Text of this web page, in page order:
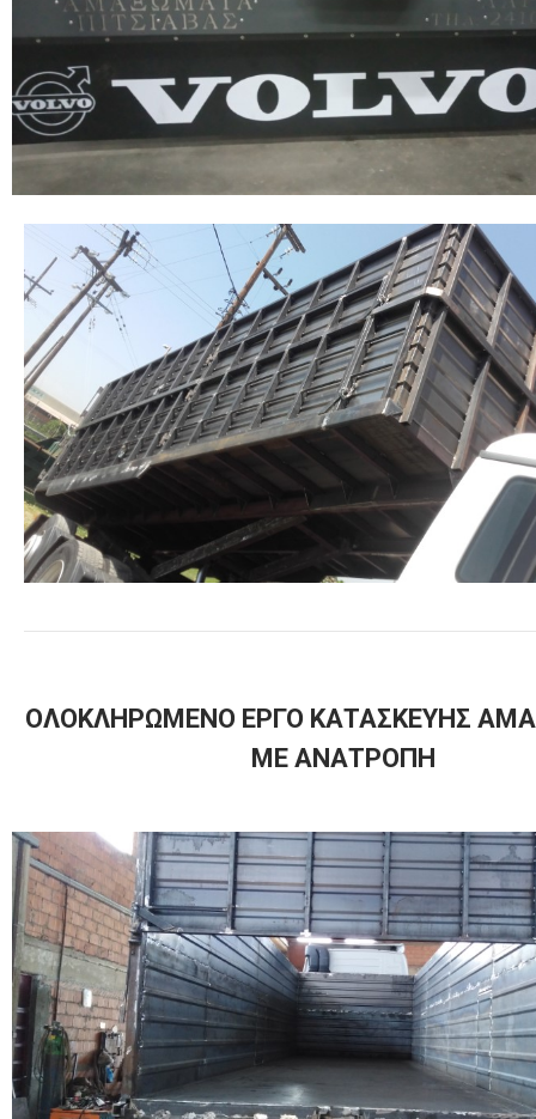
ΟΛΟΚΛΗΡΩΜΕΝΟ ΕΡΓΟ ΚΑΤΑΣΚΕΥΗΣ
ME ΑΝΑΤΡΟΠΗ